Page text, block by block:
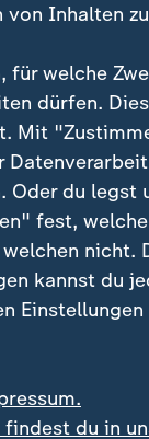
im
von Inhalten
für welche
dürfen.
Mit
Oder du legst
fest,
nicht.
kannst du
du in